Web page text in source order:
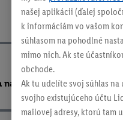
EÚ o batériách
našej aplikácii (ďalej
k informáciám vo vašom
súhlasom na pohodlné
mimo nich. Ak ste
obchode.
Ak tu udelíte svoj súhlas
svojho existujúceho účtu
mailovej adresy, ktorú tam